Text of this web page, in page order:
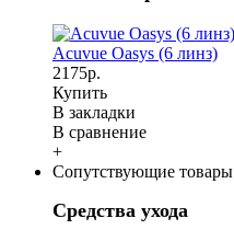
Acuvue Oasys (6 линз)
2175р.
Купить
В закладки
В сравнение
+
Сопутствующие товары
Средства ухода